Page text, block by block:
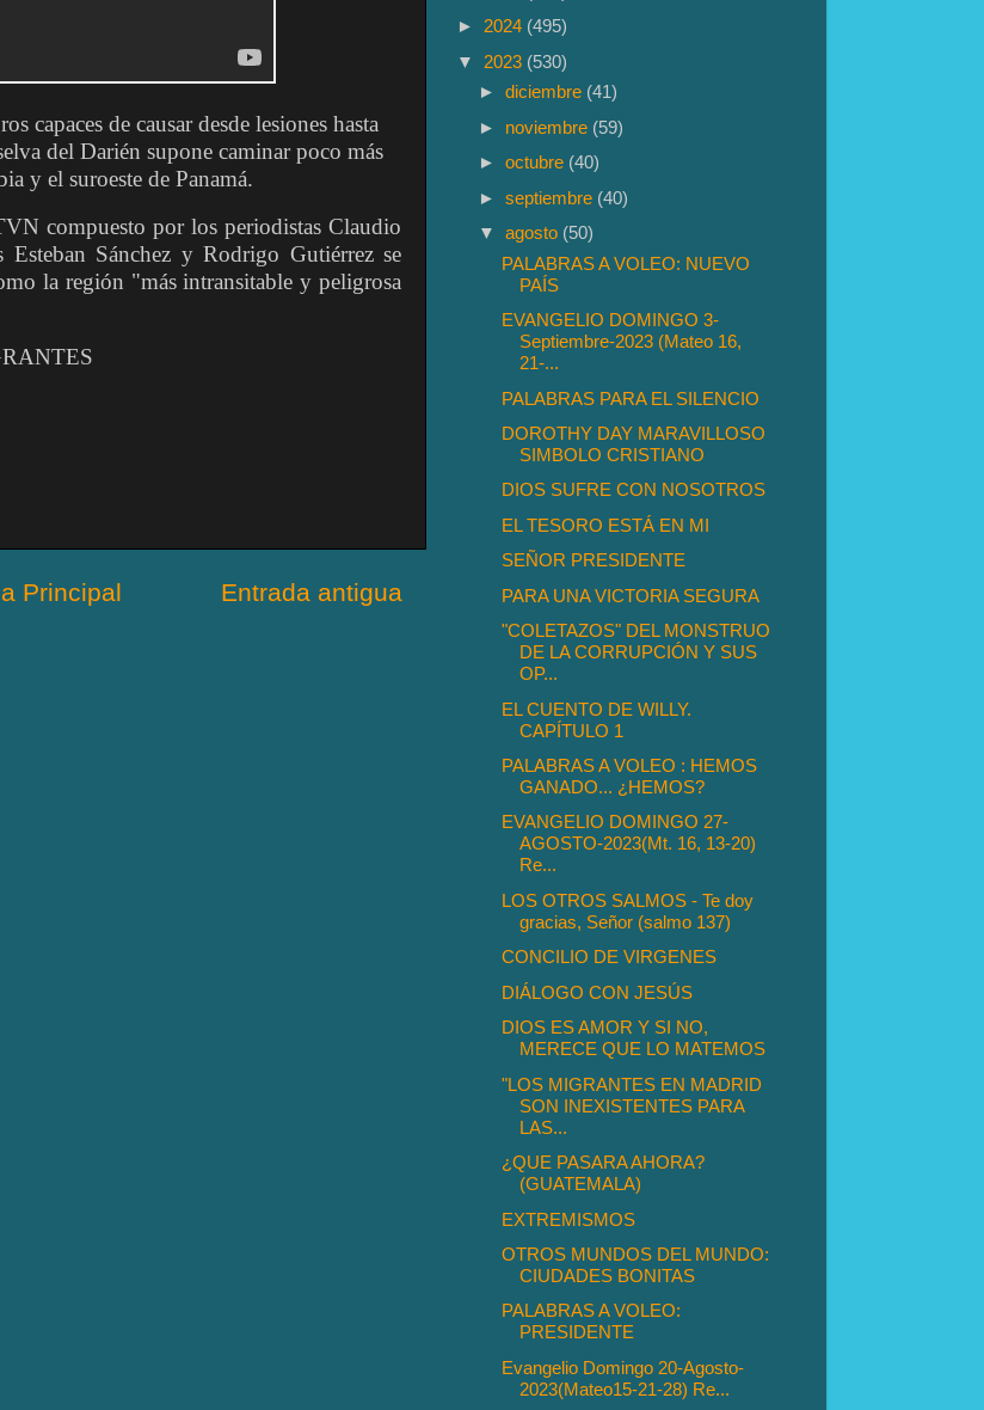
capaces de causar desde lesiones hasta
del Darién supone caminar poco más
y el suroeste de Panamá.
compuesto por los periodistas Claudio
Sánchez y Rodrigo Gutiérrez se
la región "más intransitable y peligrosa
Entrada antigua
Principal
► 2024 (495)
▼ 2023 (530)
►diciembre (41)
► noviembre (59)
►octubre (40)
►septiembre (40)
▼agosto (50)
PALABRAS A VOLEO: NUEVO
PAÍS
EVANGELIO DOMINGO 3-
Septiembre-2023 (Mateo 16,
21-...
PALABRAS PARA EL SILENCIO
DOROTHY DAY MARAVILLOSO
SIMBOLO CRISTIANO
DIOS SUFRE CON NOSOTROS
EL TESORO ESTÁ EN MI
SEÑOR PRESIDENTE
PARA UNA VICTORIA SEGURA
"COLETAZOS" DEL MONSTRUO
DE LA CORRUPCIÓN Y SUS
OP...
EL CUENTO DE WILLY.
CAPÍTULO 1
PALABRAS A VOLEO : HEMOS
GANADO... ¿HEMOS?
EVANGELIO DOMINGO 27-
AGOSTO-2023(Mt. 16, 13-20)
Re...
LOS OTROS SALMOS - Te doy
gracias, Señor (salmo 137)
CONCILIO DE VIRGENES
DIÁLOGO CON JESÚS
DIOS ES AMOR Y SI NO,
MERECE QUE LO MATEMOS
"LOS MIGRANTES EN MADRID
SON INEXISTENTES PARA
LAS...
¿QUE PASARA AHORA?
(GUATEMALA)
EXTREMISMOS
OTROS MUNDOS DEL MUNDO:
CIUDADES BONITAS
PALABRAS A VOLEO:
PRESIDENTE
Evangelio Domingo 20-Agosto-
2023(Mateo15-21-28) Re...